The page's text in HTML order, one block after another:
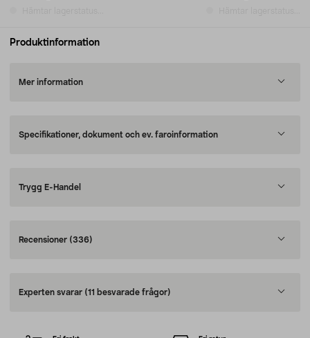
Produktinformation
Mer information
Specifikationer, dokument och ev. faroinformation
Trygg E-Handel
Recensioner (336)
Experten svarar (11 besvarade frågor)